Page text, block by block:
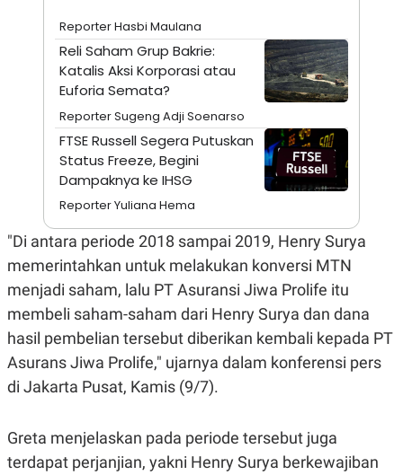
JARINGAN
O
N
T
A
A
D
M
R
E
S
S
E
A
S
E
Reporter Hasbi Maulana
Reli Saham Grup Bakrie:
Katalis Aksi Korporasi atau
Euforia Semata?
Reporter Sugeng Adji Soenarso
FTSE Russell Segera Putuskan
Status Freeze, Begini
Dampaknya ke IHSG
Reporter Yuliana Hema
"Di antara periode 2018 sampai 2019, Henry Surya
memerintahkan untuk melakukan konversi MTN
menjadi saham, lalu PT Asuransi Jiwa Prolife itu
membeli saham-saham dari Henry Surya dan dana
hasil pembelian tersebut diberikan kembali kepada PT
Asurans Jiwa Prolife," ujarnya dalam konferensi pers
di Jakarta Pusat, Kamis (9/7).
Greta menjelaskan pada periode tersebut juga
terdapat perjanjian, yakni Henry Surya berkewajiban